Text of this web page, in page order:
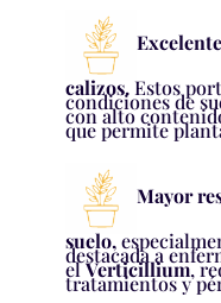
calizos.Estos
condiciones de
con alto
que permite
Mayor
suelo,
destacada a
elVerticillium,
tratamientos y